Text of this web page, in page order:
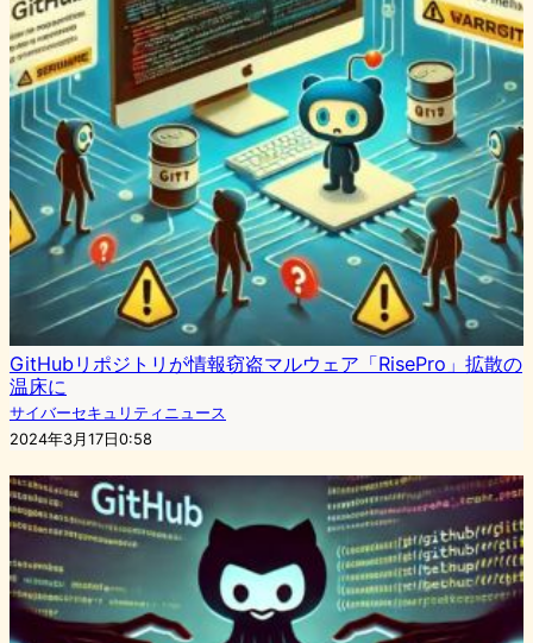
GitHubリポジトリが情報窃盗マルウェア「RisePro」拡散の
温床に
サイバーセキュリティニュース
2024年3月17日0:58